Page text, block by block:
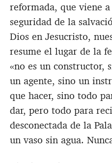
reformada, que viene
seguridad de la
Dios en Jesucristo,
resume el lugar de la
«no es un constructor,
un agente, sino un
que hacer, sino todo
dar, pero todo para
desconectada de la
un vaso sin agua.